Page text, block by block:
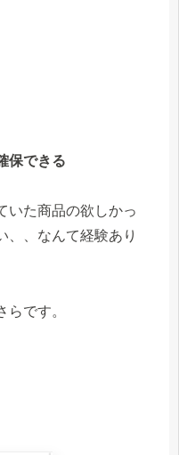
保できる
いた商品の欲しかっ
、、なんて経験あり
です。